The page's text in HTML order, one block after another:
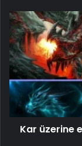
Kar üzerine